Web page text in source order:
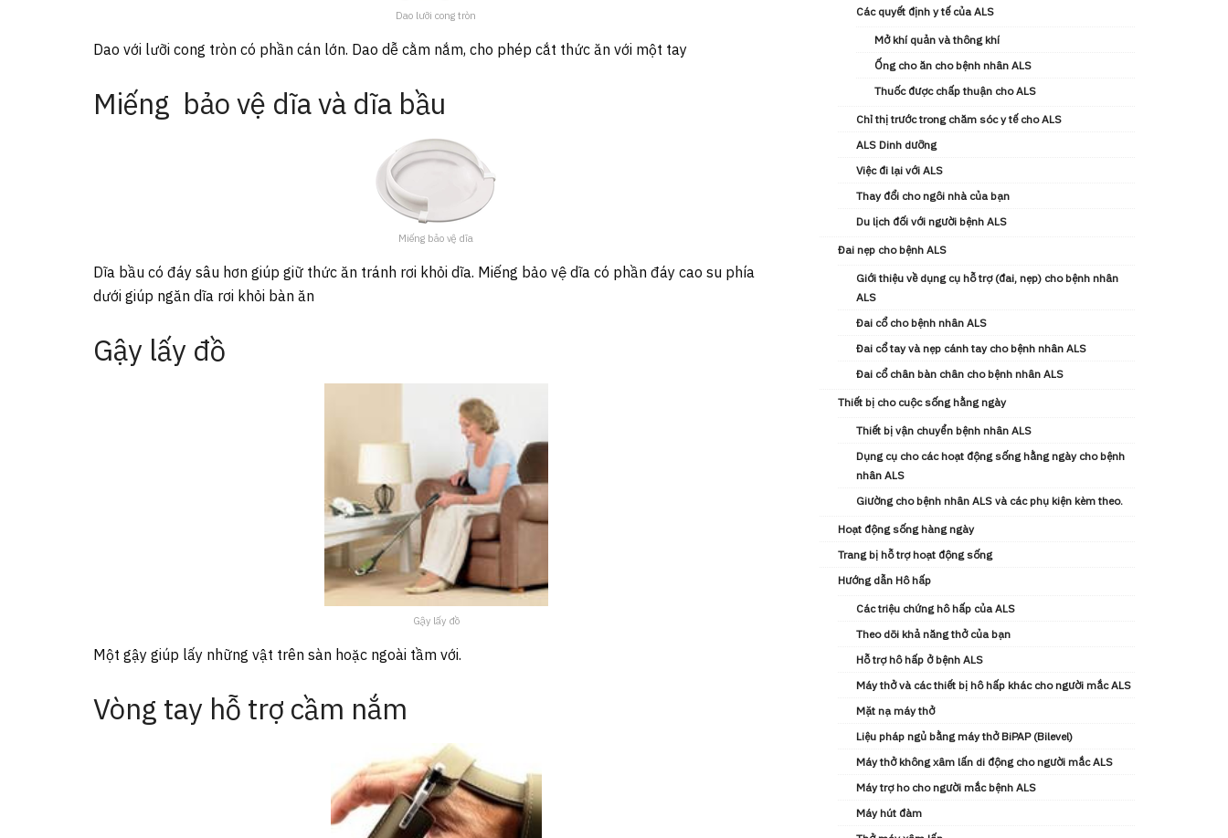
Dao lưỡi cong tròn
Dao với lưỡi cong tròn có phần cán lớn. Dao dễ cằm nắm, cho phép cắt thức ăn với một tay
Miếng bảo vệ dĩa và dĩa bầu
Miếng bảo vệ dĩa
Dĩa bầu có đáy sâu hơn giúp giữ thức ăn tránh rơi khỏi dĩa. Miếng bảo vệ dĩa có phần đáy cao su phía
dưới giúp ngăn dĩa rơi khỏi bàn ăn
Gậy lấy đồ
Gậy lấy đồ
Một gậy giúp lấy những vật trên sàn hoặc ngoài tầm với.
Vòng tay hỗ trợ cầm nắm
Các quyết định y tế của ALS
Mở khí quản và thông khí
Ống cho ăn cho bệnh nhân ALS
Thuốc được chấp thuận cho ALS
Chỉ thị trước trong chăm sóc y tế cho ALS
ALS Dinh dưỡng
Việc đi lại với ALS
Thay đổi cho ngôi nhà của bạn
Du lịch đối với người bệnh ALS
Đai nẹp cho bệnh ALS
Giới thiệu về dụng cụ hỗ trợ (đai, nẹp) cho bệnh nhân
ALS
Đai cổ cho bệnh nhân ALS
Đai cổ tay và nẹp cánh tay cho bệnh nhân ALS
Đai cổ chân bàn chân cho bệnh nhân ALS
Thiết bị cho cuộc sống hằng ngày
Thiết bị vận chuyển bệnh nhân ALS
Dụng cụ cho các hoạt động sống hằng ngày cho bệnh
nhân ALS
Giường cho bệnh nhân ALS và các phụ kiện kèm theo.
Hoạt động sống hàng ngày
Trang bị hỗ trợ hoạt động sống
Hướng dẫn Hô hấp
Các triệu chứng hô hấp của ALS
Theo dõi khả năng thở của bạn
Hỗ trợ hô hấp ở bệnh ALS
Máy thở và các thiết bị hô hấp khác cho người mắc ALS
Mặt nạ máy thở
Liệu pháp ngủ bằng máy thở BiPAP (Bilevel)
Máy thở không xâm lấn di động cho người mắc ALS
Máy trợ ho cho người mắc bệnh ALS
Máy hút đàm